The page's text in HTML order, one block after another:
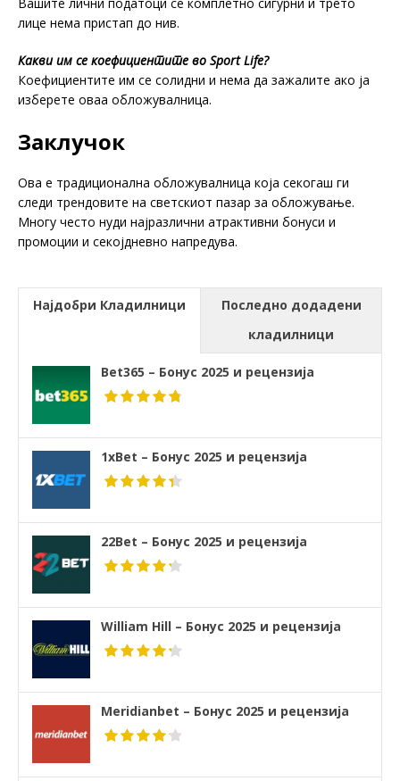
лице нема пристап до нив.
Какви им се коефициентите во Sport Life?
Коефициентите им се солидни и нема да зажалите ако ја
изберете оваа обложувалница.
Заклучок
Ова е традиционална обложувалница која секогаш ги
следи трендовите на светскиот пазар за обложување.
Многу често нуди најразлични атрактивни бонуси и
промоции и секојдневно напредува.
Најдобри Кладилници
Последно додадени
кладилници
Bet365 – Бонус 2025 и рецензија
1xBet – Бонус 2025 и рецензија
22Bet – Бонус 2025 и рецензија
William Hill – Бонус 2025 и рецензија
Meridianbet – Бонус 2025 и рецензија